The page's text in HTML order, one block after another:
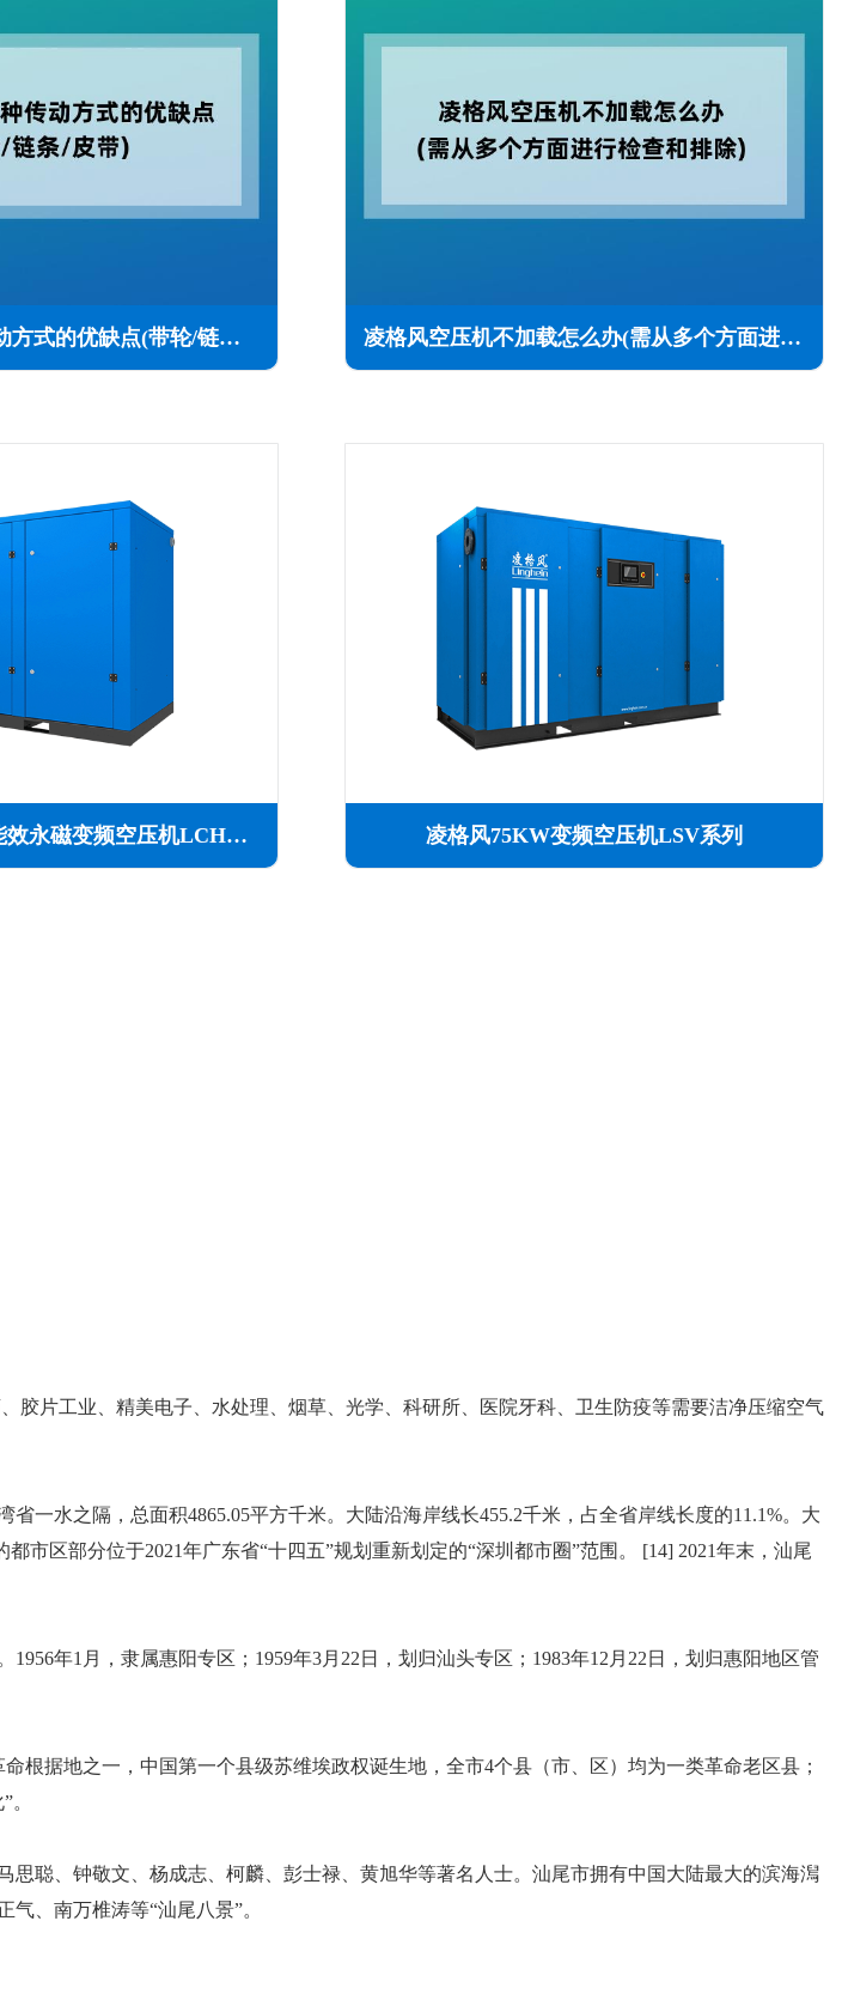
螺杆空压机三种传动方式的优缺点(带轮/链条/皮带) 凌格风空压机不加载怎么办(需从多个方面进行检查和排除)
凌格风75KW一级能效永磁变频空压机LCH系列 凌格风75KW变频空压机LSV系列
片工业、精美电子、水处理、烟草、光学、科研所、医院牙科、卫生防疫等需要洁净压缩空气
一水之隔，总面积4865.05平方千米。大陆沿海岸线长455.2千米，占全省岸线长度的11.1%。大
市区部分位于2021年广东省“十四五”规划重新划定的“深圳都市圈”范围。 [14] 2021年末，汕尾
年1月，隶属惠阳专区；1959年3月22日，划归汕头专区；1983年12月22日，划归惠阳地区管
根据地之一，中国第一个县级苏维埃政权诞生地，全市4个县（市、区）均为一类革命老区县；
。
聪、钟敬文、杨成志、柯麟、彭士禄、黄旭华等著名人士。汕尾市拥有中国大陆最大的滨海澙
、南万椎涛等“汕尾八景”。